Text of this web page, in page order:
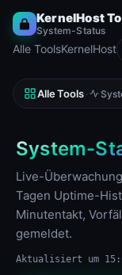
KernelHost
System-Status
Alle ToolsKernelHost
Alle Tools ·
System-
Live-
Tagen Uptime-
Minutentakt,
gemeldet.
Aktualisiert um